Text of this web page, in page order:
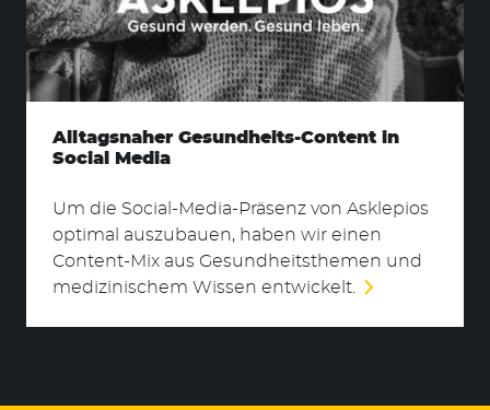
Alltagsnaher Gesundheits-Content in
Social Media
Um die Social-Media-Präsenz von Asklepios
optimal auszubauen, haben wir einen
Content-Mix aus Gesundheitsthemen und
medizinischem Wissen entwickelt.